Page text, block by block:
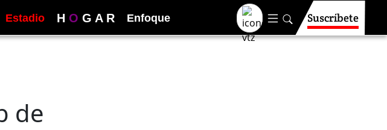
Estadio H O G A R Enfoque Suscríbete
de